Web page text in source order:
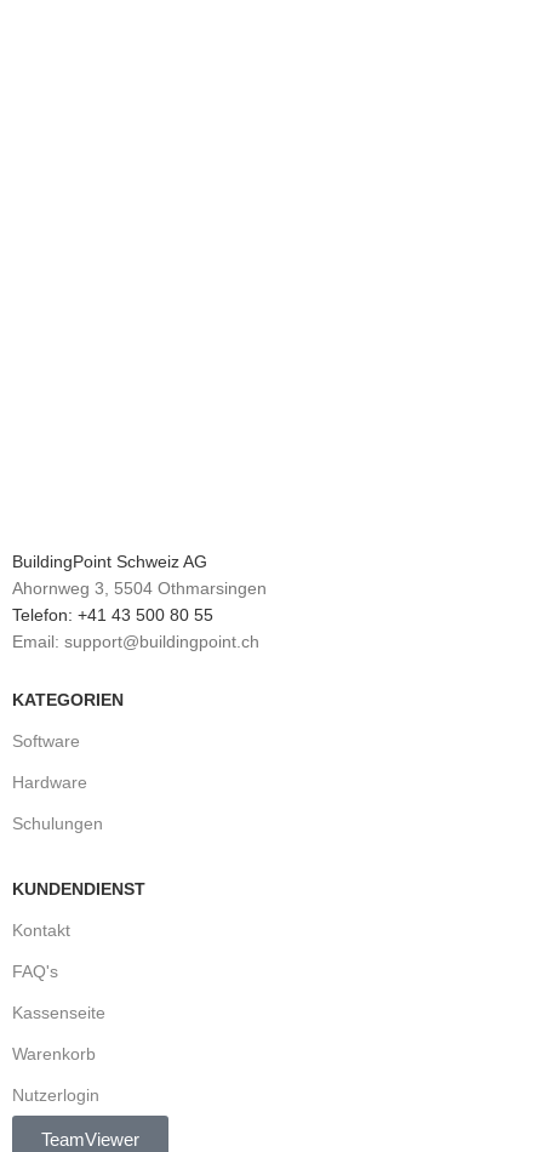
BuildingPoint Schweiz AG
Ahornweg 3, 5504 Othmarsingen
Telefon: +41 43 500 80 55
Email: support@buildingpoint.ch
KATEGORIEN
Software
Hardware
Schulungen
KUNDENDIENST
Kontakt
FAQ's
Kassenseite
Warenkorb
Nutzerlogin
TeamViewer